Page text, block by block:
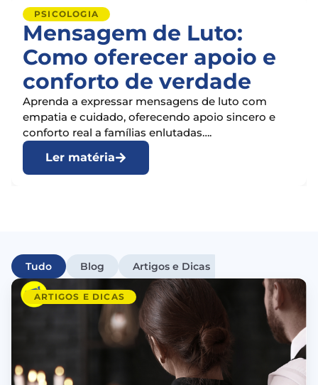
PSICOLOGIA
Mensagem de Luto:
Como oferecer apoio e
conforto de verdade
Aprenda a expressar mensagens de luto com
empatia e cuidado, oferecendo apoio sincero e
conforto real a famílias enlutadas….
Ler matéria
Blog Artigos e Dicas
Tudo
ARTIGOS E DICAS